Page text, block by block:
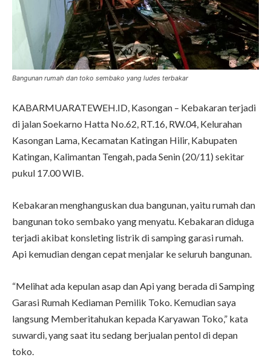
Bangunan rumah dan toko sembako yang ludes terbakar
KABARMUARATEWEH.ID, Kasongan – Kebakaran terjadi
di jalan Soekarno Hatta No.62, RT.16, RW.04, Kelurahan
Kasongan Lama, Kecamatan Katingan Hilir, Kabupaten
Katingan, Kalimantan Tengah, pada Senin (20/11) sekitar
pukul 17.00 WIB.
Kebakaran menghanguskan dua bangunan, yaitu rumah dan
bangunan toko sembako yang menyatu. Kebakaran diduga
terjadi akibat konsleting listrik di samping garasi rumah.
Api kemudian dengan cepat menjalar ke seluruh bangunan.
“Melihat ada kepulan asap dan Api yang berada di Samping
Garasi Rumah Kediaman Pemilik Toko. Kemudian saya
langsung Memberitahukan kepada Karyawan Toko,” kata
suwardi, yang saat itu sedang berjualan pentol di depan
toko.